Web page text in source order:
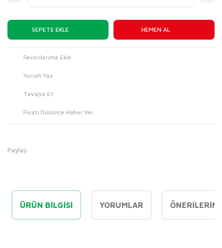
SEPETE EKLE HEMEN AL
Yorum Yaz
Tavsiye Et
Fiyatı Düşünce Haber Ver
Paylaş:
ÜRÜN BILGISI YORUMLAR